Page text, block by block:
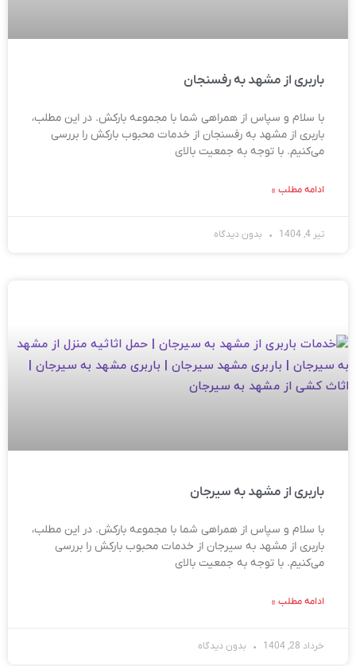
باربری از مشهد به رفسنجان
با سلام و سپاس از همراهی شما با مجموعه بارکش. در این مطلب،
باربری از مشهد به رفسنجان از خدمات محبوب بارکش را بررسی
می‌کنیم. با توجه به جمعیت بالای
ادامه مطلب »
تیر 4, 1404 بدون دیدگاه
باربری از مشهد به سیرجان
با سلام و سپاس از همراهی شما با مجموعه بارکش. در این مطلب،
باربری از مشهد به سیرجان از خدمات محبوب بارکش را بررسی
می‌کنیم. با توجه به جمعیت بالای
ادامه مطلب »
خرداد 28, 1404 بدون دیدگاه